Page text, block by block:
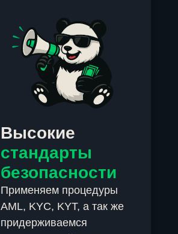
Высокие
стандарты
безопасности
Применяем процедуры
AML, KYC, KYT, а так же
придерживаемся